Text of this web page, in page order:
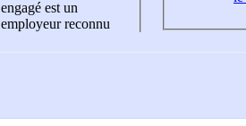
engagé est un
employeur reconnu